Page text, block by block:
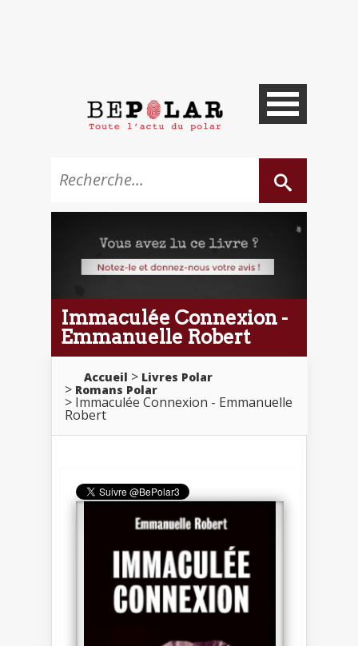
Immaculée Connexion -
Emmanuelle Robert
Accueil
Livres Polar
Romans Polar
Immaculée Connexion - Emmanuelle
Robert